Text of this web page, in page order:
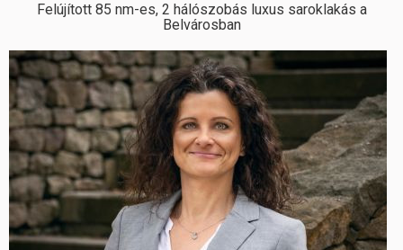
Felújított 85 nm-es, 2 hálószobás luxus saroklakás a
Belvárosban